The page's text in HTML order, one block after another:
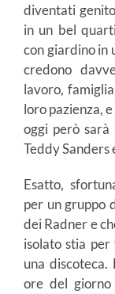
diventati
in un bel
con giardino in
credono
lavoro,
loro pazienza,
oggi però sarà
Teddy Sanders
Esatto,
per un gruppo
dei Radner e
isolato stia
una
ore del